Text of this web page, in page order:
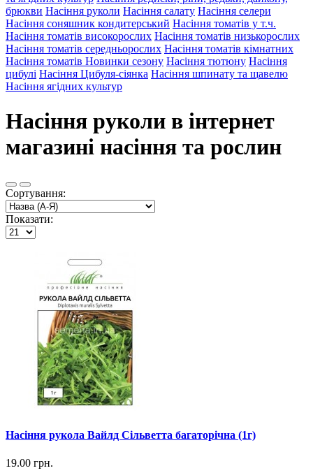
брюкви Насіння руколи Насіння салату Насіння селери
Насіння соняшник кондитерський Насіння томатів у т.ч.
Насіння томатів високорослих Насіння томатів низькорослих
Насіння томатів середньорослих Насіння томатів кімнатних
Насіння томатів Новинки сезону Насіння тютюну Насіння
цибулі Насіння Цибуля-сіянка Насіння шпинату та щавелю
Насіння ягідних культур
Насіння руколи в інтернет
магазині насіння та рослин
Сортування:
Показати:
Насіння рукола Вайлд Сільветта багаторічна (1г)
19.00 грн.